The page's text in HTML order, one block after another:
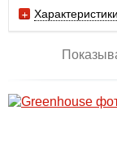
Характеристики